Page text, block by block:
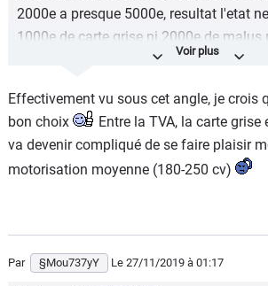
2000e a presque 5000e, resultat l'etat
1000e de carte grise ni 2000e de malus
je garde ma voiture actuelle qui ne leur
A la place je me paierai des vacances a
quelques années.
Effectivement vu sous cet angle, je crois
bon choix
Entre la TVA, la carte grise
va devenir compliqué de se faire plaisir
motorisation moyenne (180-250 cv)
Par §Mou737yY Le 27/11/2019 à 01:17